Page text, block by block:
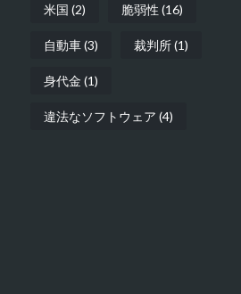
米国 (2) 脆弱性 (16)
自動車(3) 裁判所(1)
身代金 (1)
違法なソフトウェア (4)